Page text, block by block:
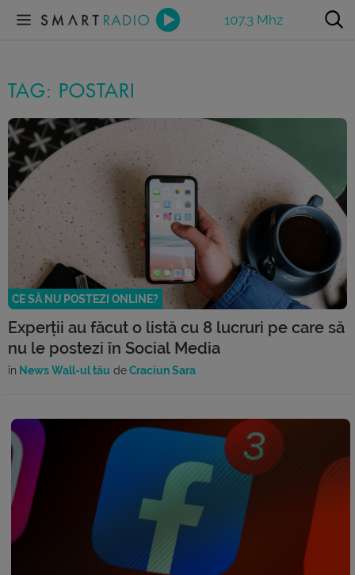
107.3 Mhz
TAG: POSTARI
CE SĂ NU POSTEZI ONLINE?
Experții au făcut o listă cu 8 lucruri pe care să
nu le postezi în Social Media
în News Wall-ul tău deCraciun Sara